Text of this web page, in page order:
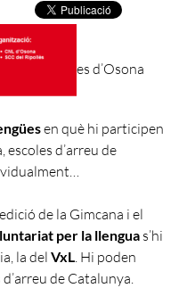
es d’Osona
en què hi participen
d’arreu de
de la Gimcana i el
per la llengua s’hi
la del VxL . Hi poden
de Catalunya.